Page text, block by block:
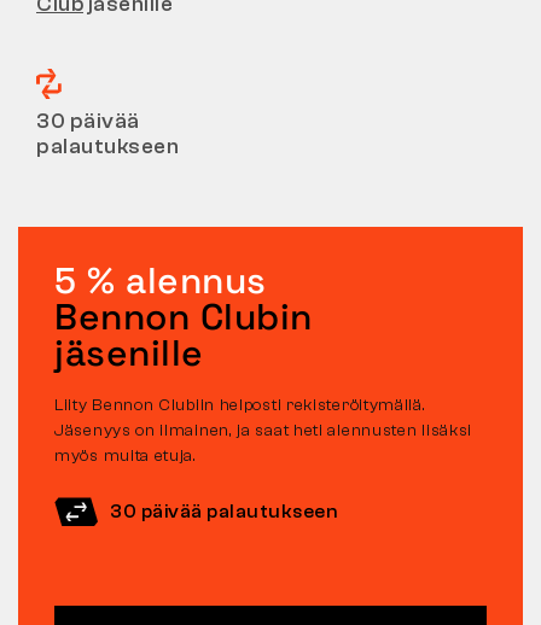
30 päivää
palautukseen
5 % alennus
Bennon Clubin
jäsenille
Liity Bennon Clubiin helposti rekisteröitymällä.
Jäsenyys on ilmainen, ja saat heti alennusten lisäksi
myös muita etuja.
30 päivää palautukseen